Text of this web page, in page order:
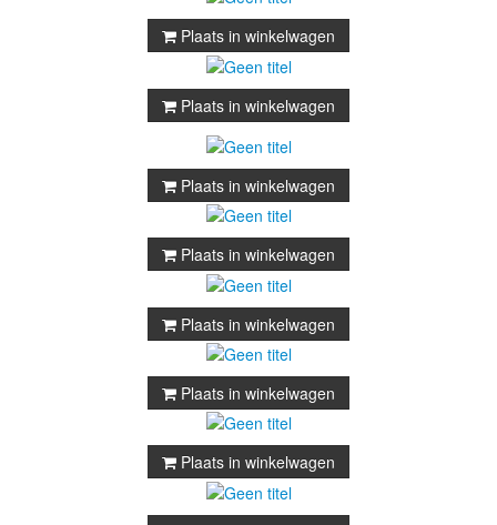
Plaats in winkelwagen
Plaats in winkelwagen
Plaats in winkelwagen
Plaats in winkelwagen
Plaats in winkelwagen
Plaats in winkelwagen
Plaats in winkelwagen